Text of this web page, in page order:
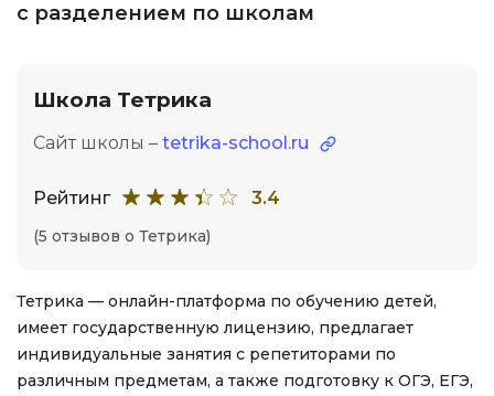
с разделением по школам
Школа Тетрика
Сайт школы – tetrika-school.ru
Рейтинг 3.4
(5 отзывов о Тетрика)
Тетрика — онлайн-платформа по обучению детей,
имеет государственную лицензию, предлагает
индивидуальные занятия с репетиторами по
различным предметам, а также подготовку к ОГЭ, ЕГЭ,